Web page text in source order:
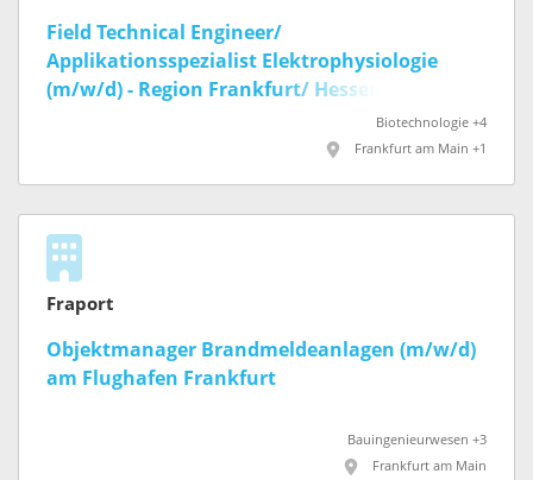
Field Technical Engineer/
Applikationsspezialist Elektrophysiologie
(m/w/d) - Region Frankfurt/ Hessen
Biotechnologie +4
Frankfurt am Main +1
Fraport
Objektmanager Brandmeldeanlagen (m/w/d)
am Flughafen Frankfurt
Bauingenieurwesen +3
Frankfurt am Main